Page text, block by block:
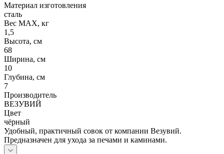
Материал изготовления
сталь
Вес МАХ, кг
1,5
Высота, см
68
Ширина, см
10
Глубина, см
7
Производитель
ВЕЗУВИЙ
Цвет
чёрный
Удобный, практичный совок от компании Везувий.
Предназначен для ухода за печами и каминами.